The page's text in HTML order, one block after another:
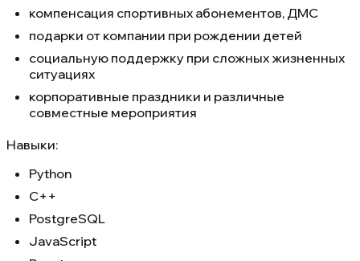
компенсация спортивных абонементов, ДМС
подарки от компании при рождении детей
социальную поддержку при сложных жизненных
ситуациях
корпоративные праздники и различные
совместные мероприятия
Навыки:
Python
C++
PostgreSQL
JavaScript